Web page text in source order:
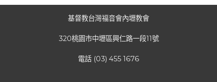
基督教台灣福音會內壢教會
320桃園市中壢區興仁路一段11號
電話 (03) 455 1676